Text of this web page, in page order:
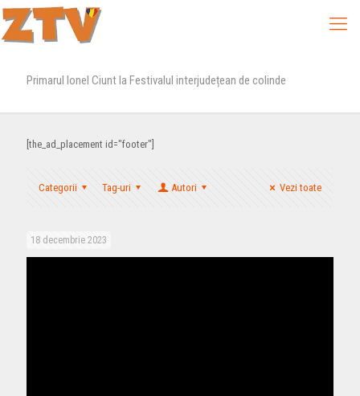
Primarul Ionel Ciunt la Festivalul interjudețean de colinde
[the_ad_placement id="footer"]
Categorii Tag-uri Autori Vezi toate
18 decembrie 2023